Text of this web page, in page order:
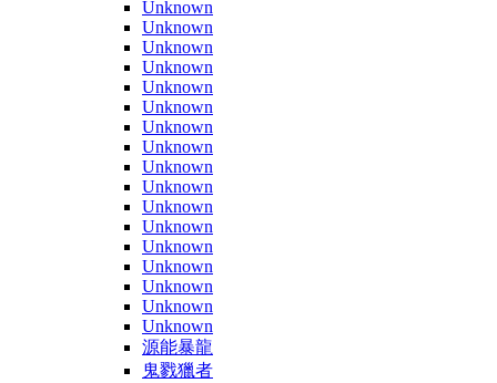
Unknown
Unknown
Unknown
Unknown
Unknown
Unknown
Unknown
Unknown
Unknown
Unknown
Unknown
Unknown
Unknown
Unknown
Unknown
Unknown
Unknown
源能暴龍
鬼戮獵者